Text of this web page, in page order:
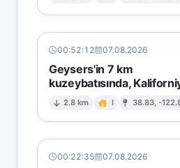
00:52:12 07.08.2026
Geysers'in 7 km
kuzeybatısında,
2.8 km I 38.83, -
00:22:35 07.08.2026